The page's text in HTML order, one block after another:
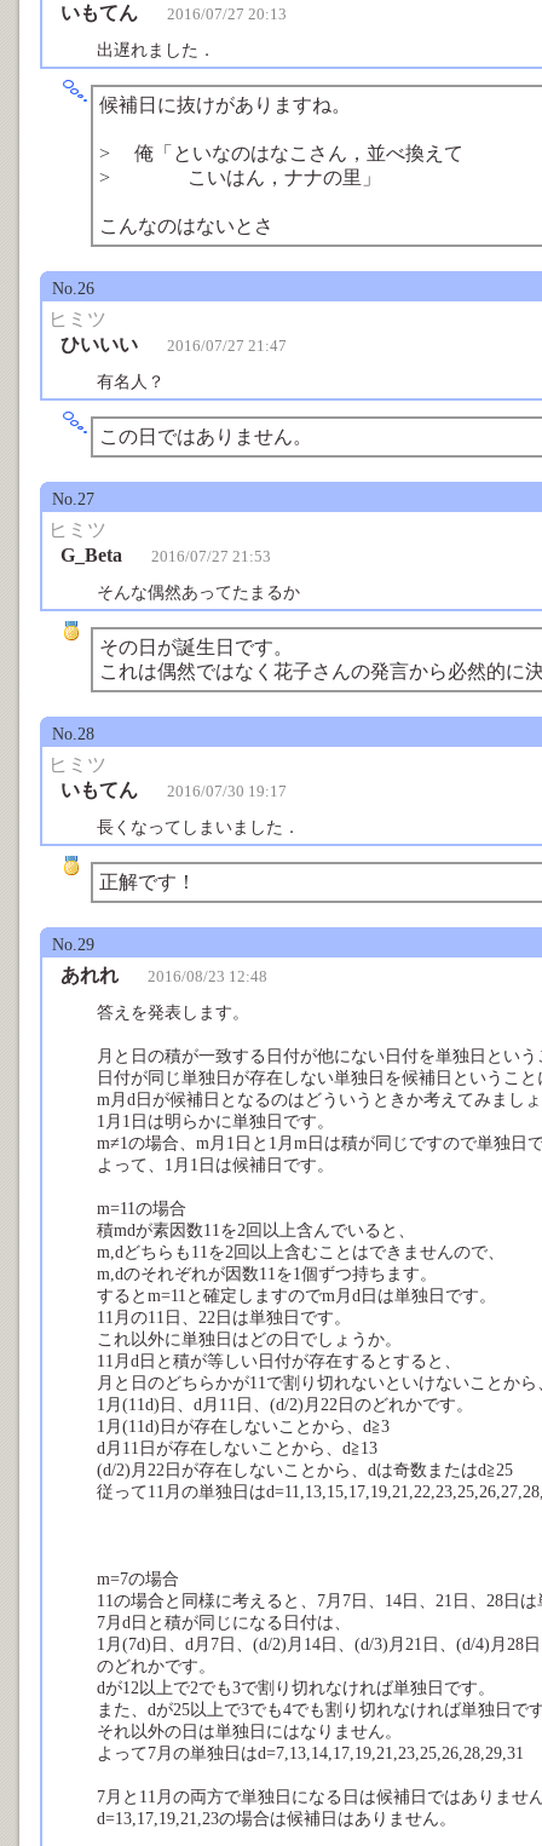
いもてん
2016/07/27 20:13
出遅れました．
候補日に抜けがありますね。
> 俺「といなのはなこさん，並べ換えて
> こいはん，ナナの里」
こんなのはないとさ
No.26
ヒミツ
ひいいい
2016/07/27 21:47
有名人？
この日ではありません。
No.27
ヒミツ
G_Beta
2016/07/27 21:53
そんな偶然あってたまるか
その日が誕生日です。
これは偶然ではなく花子さんの発言から必然的に
No.28
ヒミツ
いもてん
2016/07/30 19:17
長くなってしまいました．
正解です！
No.29
あれれ 2016/08/23 12:48
答えを発表します。
月と日の積が一致する日付が他にない日付を単独日とい
日付が同じ単独日が存在しない単独日を候補日というこ
m月d日が候補日となるのはどういうときか考えてみまし
1月1日は明らかに単独日です。
m≠1の場合、m月1日と1月m日は積が同じですので単独日
よって、1月1日は候補日です。
m=11の場合
積mdが素因数11を2回以上含んでいると、
m,dどちらも11を2回以上含むことはできませんので、
m,dのそれぞれが因数11を1個ずつ持ちます。
するとm=11と確定しますのでm月d日は単独日です。
11月の11日、22日は単独日です。
これ以外に単独日はどの日でしょうか。
11月d日と積が等しい日付が存在するとすると、
月と日のどちらかが11で割り切れないといけないことから
1月(11d)日、d月11日、(d/2)月22日のどれかです。
1月(11d)日が存在しないことから、d≧3
d月11日が存在しないことから、d≧13
(d/2)月22日が存在しないことから、dは奇数またはd≧25
従って11月の単独日は
m=7の場合
11の場合と同様に考えると、7月7日、14日、21日、28日
7月d日と積が同じになる日付は、
1月(7d)日、d月7日、(d/2)月14日、(d/3)月21日、(d/4)月28日
のどれかです。
dが12以上で2でも3で割り切れなければ単独日です。
また、dが25以上で3でも4でも割り切れなければ単独日で
それ以外の日は単独日にはなりません。
よって7月の単独日はd=7,13,14,17,19,21,23,25,26,28,29,31
7月と11月の両方で単独日になる日は候補日ではありませ
d=13,17,19,21,23の場合は候補日はありません。